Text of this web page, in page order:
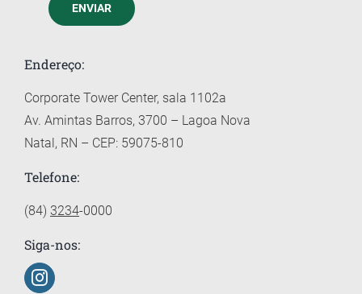
ENVIAR
Endereço:
Corporate Tower Center, sala 1102a
Av. Amintas Barros, 3700 – Lagoa Nova
Natal, RN – CEP: 59075-810
Telefone:
(84) 3234-0000
Siga-nos: